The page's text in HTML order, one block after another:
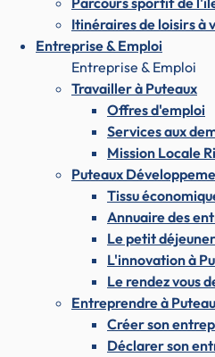
Itinéraires de loisirs à
Entreprise & Emploi
Entreprise & Emploi
Travailler à Puteaux
Offres d'emploi
Services aux
Mission Locale
Puteaux
Tissu
Annuaire des
Le petit
L'innovation à
Le rendez vous
Entreprendre à
Créer son
Déclarer son